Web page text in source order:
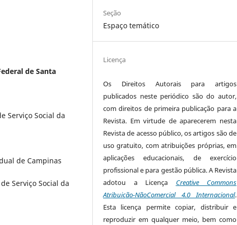
de Santa
Serviço Social da
de Campinas
Serviço Social da
Seção
Espaço temático
Licença
Os Direitos Autorais para artigos
publicados neste periódico são do autor,
com direitos de primeira publicação para a
Revista. Em virtude de aparecerem nesta
Revista de acesso público, os artigos são de
uso gratuito, com atribuições próprias, em
aplicações educacionais, de exercício
profissional e para gestão pública. A Revista
adotou a Licença Creative Commons
Atribuição-NãoComercial 4.0 Internacional.
Esta licença permite copiar, distribuir e
reproduzir em qualquer meio, bem como